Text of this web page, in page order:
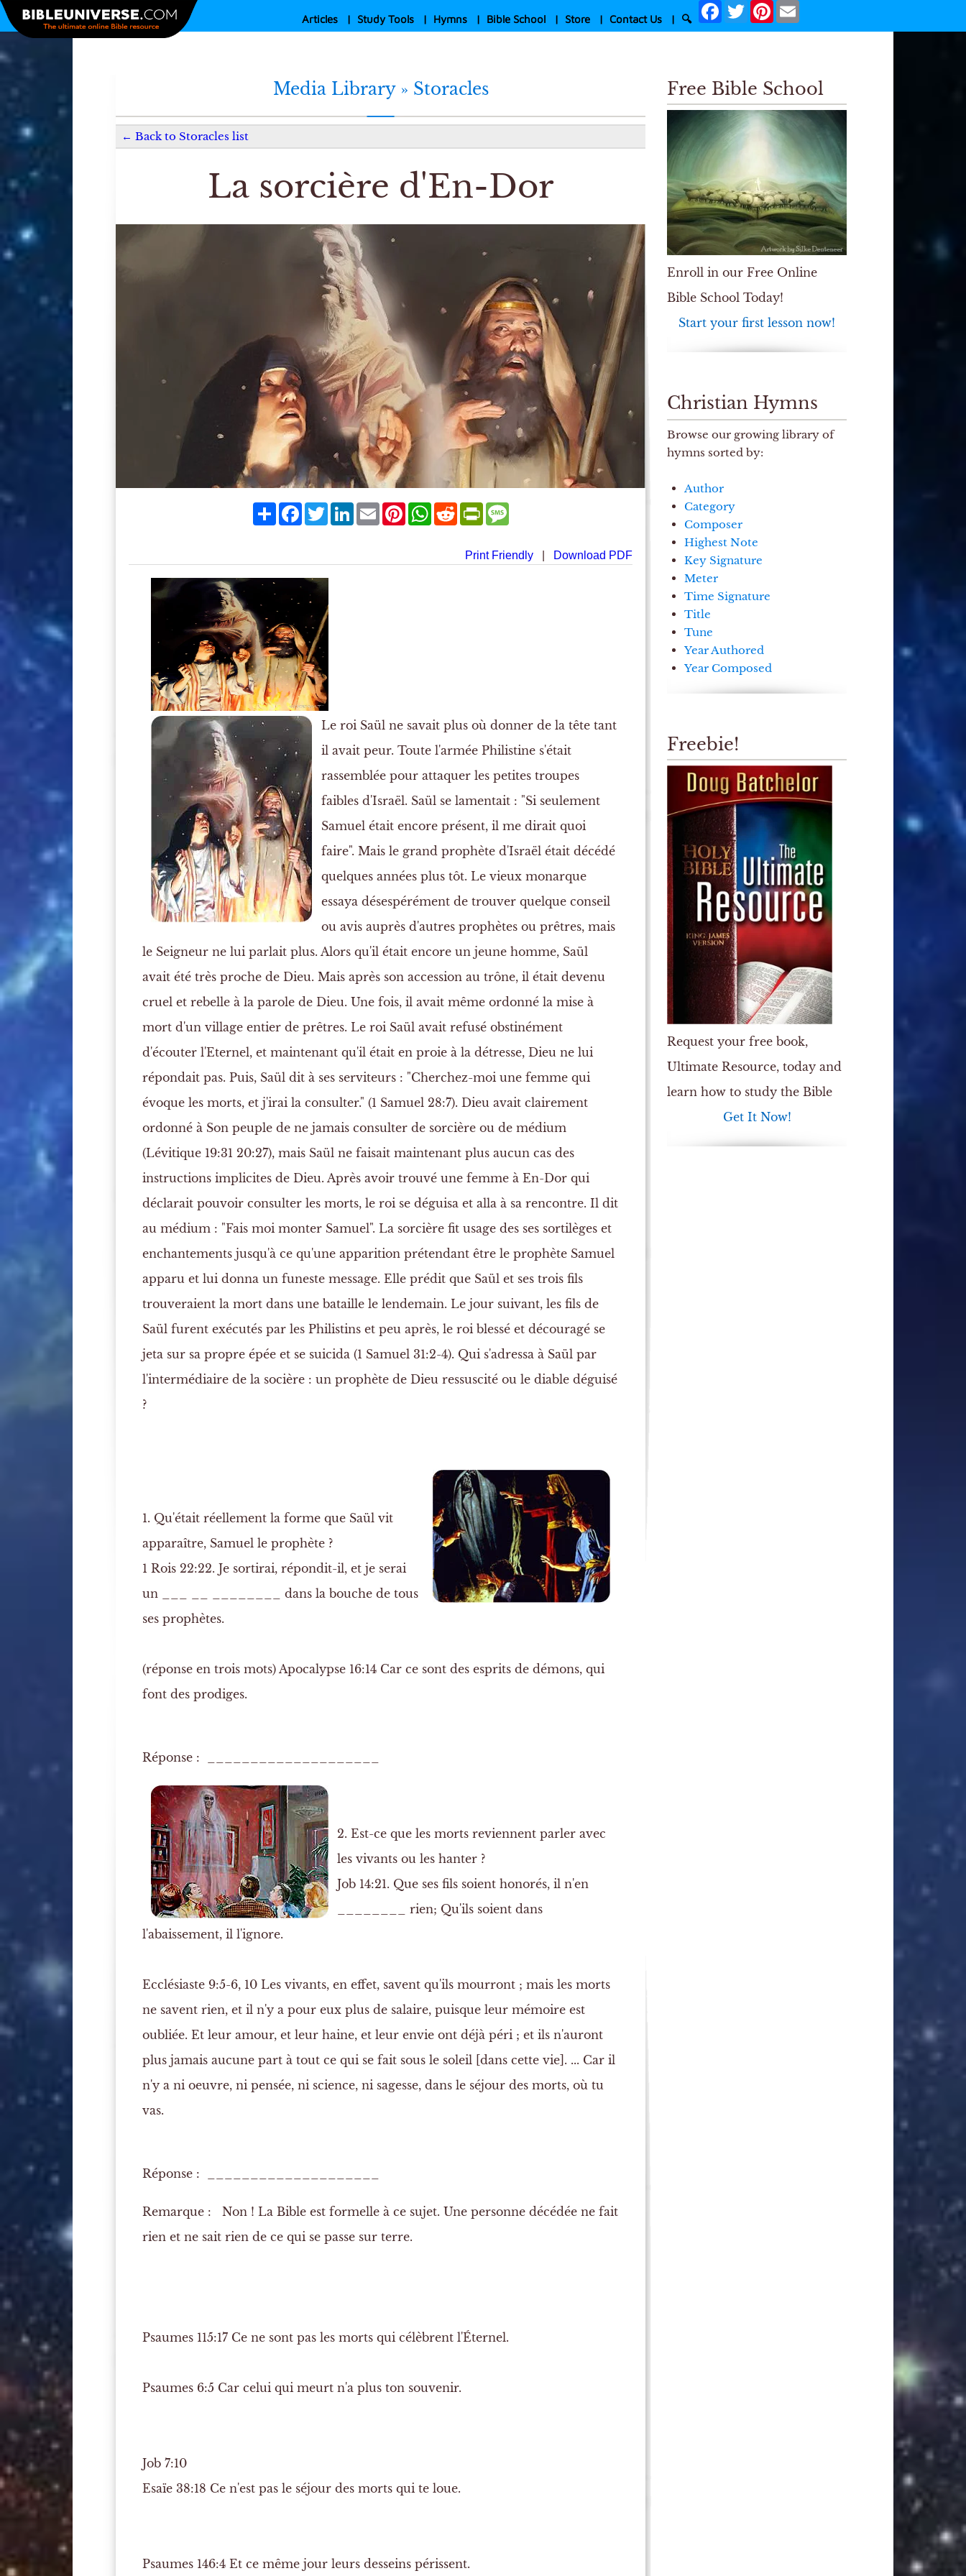
Articles | Study Tools | Hymns | Bible School | Store | Contact Us | 🔍
Facebook
TwitterPinterest
Media Library » Storacles
← Back to Storacles list
La sorcière d'En-Dor
ShareFacebook
TwitterLinkedIn
EmailPinterestWhatsApp
RedditPrintFriendly
Message
Print Friendly| Download PDF
Le roi Saül ne savait plus où donner de la tête tant
il avait peur. Toute l'armée Philistine s'était
rassemblée pour attaquer les petites troupes
faibles d'Israël. Saül se lamentait : "Si seulement
Samuel était encore présent, il me dirait quoi
faire". Mais le grand prophète d'Israël était décédé
quelques années plus tôt. Le vieux monarque
essaya désespérément de trouver quelque conseil
ou avis auprès d'autres prophètes ou prêtres, mais
le Seigneur ne lui parlait plus. Alors qu'il était encore un jeune homme, Saül
avait été très proche de Dieu. Mais après son accession au trône, il était devenu
cruel et rebelle à la parole de Dieu. Une fois, il avait même ordonné la mise à
mort d'un village entier de prêtres. Le roi Saül avait refusé obstinément
d'écouter l'Eternel, et maintenant qu'il était en proie à la détresse, Dieu ne lui
répondait pas. Puis, Saül dit à ses serviteurs : "Cherchez-moi une femme qui
évoque les morts, et j'irai la consulter." (1 Samuel 28:7). Dieu avait clairement
ordonné à Son peuple de ne jamais consulter de sorcière ou de médium
(Lévitique 19:31 20:27), mais Saül ne faisait maintenant plus aucun cas des
instructions implicites de Dieu. Après avoir trouvé une femme à En-Dor qui
déclarait pouvoir consulter les morts, le roi se déguisa et alla à sa rencontre. Il dit
au médium : "Fais moi monter Samuel". La sorcière fit usage des ses sortilèges et
enchantements jusqu'à ce qu'une apparition prétendant être le prophète Samuel
apparu et lui donna un funeste message. Elle prédit que Saül et ses trois fils
trouveraient la mort dans une bataille le lendemain. Le jour suivant, les fils de
Saül furent exécutés par les Philistins et peu après, le roi blessé et découragé se
jeta sur sa propre épée et se suicida (1 Samuel 31:2-4). Qui s'adressa à Saül par
l'intermédiaire de la socière : un prophète de Dieu ressuscité ou le diable déguisé
?
1. Qu'était réellement la forme que Saül vit
apparaître, Samuel le prophète ?
1 Rois 22:22. Je sortirai, répondit-il, et je serai
un ___ __ ________ dans la bouche de tous
ses prophètes.
(réponse en trois mots) Apocalypse 16:14Car ce sont des espritsde démons, qui
font des prodiges.
Réponse : ____________________
2. Est-ce que les morts reviennent parler avec
les vivants ou les hanter ?
Job 14:21. Que ses fils soient honorés, il n'en
________ rien; Qu'ils soient dans
l'abaissement, il l'ignore.
Ecclésiaste 9:5-6, 10Les vivants, en effet, savent qu'ils mourront ; mais les morts
ne savent rien, et il n'y a pour eux plus de salaire, puisque leur mémoire est
oubliée. Et leur amour, et leur haine, et leur envie ont déjà péri ; et ils n'auront
plus jamais aucune part à tout ce qui se fait sous le soleil [dans cette vie]. ... Car il
n'y a ni oeuvre, ni pensée, ni science, ni sagesse, dans le séjour des morts, où tu
vas.
Réponse : ____________________
Remarque : Non ! La Bible est formelle à ce sujet. Une personne décédée ne fait
rien et ne sait rien de ce qui se passe sur terre.
Psaumes 115:17Ce ne sont pas les morts qui célèbrent l'Éternel.
Psaumes 6:5 Car celui qui meurt n'a plus ton souvenir.
Job 7:10
Esaïe 38:18 Ce n'est pas le séjour des morts qui te loue.
Psaumes 146:4Et ce même jour leurs desseins périssent.
Free Bible School
Enroll in our Free Online
Bible School Today!
Start your first lesson now!
Christian Hymns
Browse our growing library of
hymns sorted by:
Author
Category
Composer
Highest Note
Key Signature
Meter
Time Signature
Title
Tune
Year Authored
Year Composed
Freebie!
Request your free book,
Ultimate Resource, today and
learn how to study the Bible
Get It Now!